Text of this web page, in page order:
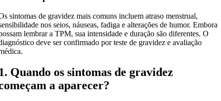
sintomas de gravidez mais comuns incluem atraso menstrual,
nos seios, náuseas, fadiga e alterações de humor. Embora
lembrar a TPM, sua intensidade e duração são diferentes. O
deve ser confirmado por teste de gravidez e avaliação
Quando os sintomas de gravidez
a aparecer?